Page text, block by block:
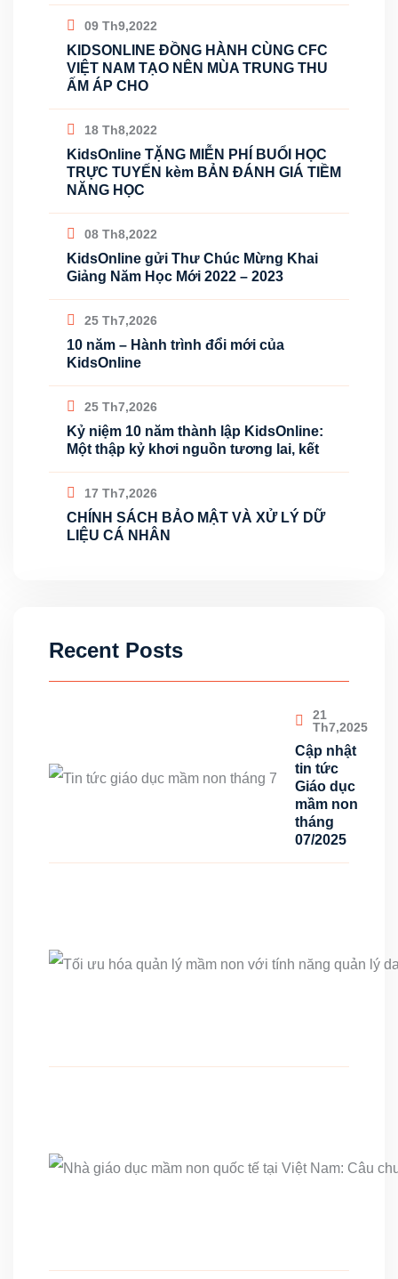
09 Th9,2022
KIDSONLINE ĐỒNG HÀNH CÙNG CFC
VIỆT NAM TẠO NÊN MÙA TRUNG THU
ẤM ÁP CHO
18 Th8,2022
KidsOnline TẶNG MIỄN PHÍ BUỔI HỌC
TRỰC TUYẾN kèm BẢN ĐÁNH GIÁ TIỀM
NĂNG HỌC
08 Th8,2022
KidsOnline gửi Thư Chúc Mừng Khai
Giảng Năm Học Mới 2022 – 2023
25 Th7,2026
10 năm – Hành trình đổi mới của
KidsOnline
25 Th7,2026
Kỷ niệm 10 năm thành lập KidsOnline:
Một thập kỷ khơi nguồn tương lai, kết
17 Th7,2026
CHÍNH SÁCH BẢO MẬT VÀ XỬ LÝ DỮ
LIỆU CÁ NHÂN
Recent Posts
21
Th7,2025
Cập nhật
tin tức
Giáo dục
mầm non
tháng
07/2025